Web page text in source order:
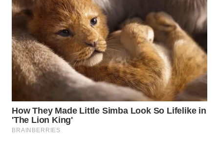
WAHANANEWS
CO ID
WAHANANEWS
NET
WAHANA
WAHANA
UMKM